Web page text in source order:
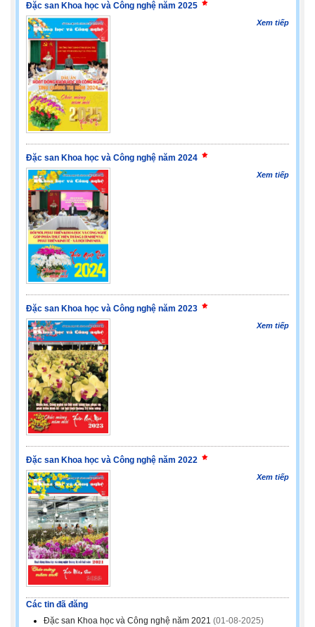
Đặc san Khoa học và Công nghệ năm 2025
Xem tiếp
Đặc san Khoa học và Công nghệ năm 2024
Xem tiếp
Đặc san Khoa học và Công nghệ năm 2023
Xem tiếp
Đặc san Khoa học và Công nghệ năm 2022
Xem tiếp
Các tin đã đăng
Đặc san Khoa học và Công nghệ năm 2021 (01-08-2025)